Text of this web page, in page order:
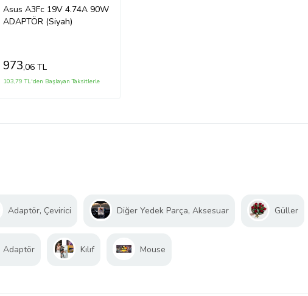
Asus A3Fc 19V 4.74A 90W
ADAPTÖR (Siyah)
973,06 TL
103,79 TL'den Başlayan Taksitlerle
Adaptör, Çevirici Diğer Yedek Parça, Aksesuar Güller
Adaptör Kılıf Mouse